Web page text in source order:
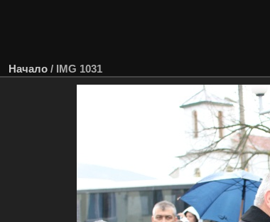
Начало / IMG 1031